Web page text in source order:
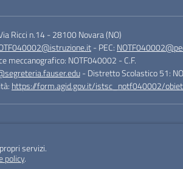
Ricci n.14 - 28100 Novara (NO)
- PEC:
meccanografico: NOTF040002 - C.F.
- Distretto Scolastico 51:
https://form.agid.gov.it/istsc_notf040002/
servizi.
policy.